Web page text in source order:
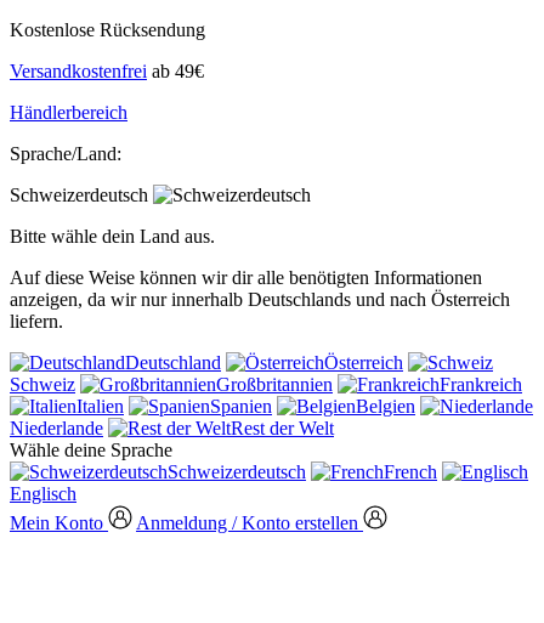
Kostenlose Rücksendung
Versandkostenfrei ab 49€
Händlerbereich
Sprache/Land:
Schweizerdeutsch
Bitte wähle dein Land aus.
Auf diese Weise können wir dir alle benötigten Informationen
anzeigen, da wir nur innerhalb Deutschlands und nach Österreich
liefern.
Deutschland
Österreich
Schweiz
Großbritannien
Frankreich
Italien
Spanien
Belgien
Niederlande
Rest der Welt
Wähle deine Sprache
Schweizerdeutsch
French
Englisch
Mein Konto
Anmeldung / Konto erstellen